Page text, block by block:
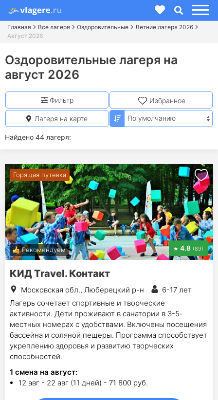
Главная Все лагеря Оздоровительные
Летние лагеря 2026
Август 2026
Оздоровительные лагеря на
август 2026
Найдено 44 лагеря:
Фильтр Избранное
Лагеря на карте
Горящая путевка
Рекомендуем 4.8 (89)
КИД Travel. Контакт
Московская обл., Люберецкий р-н
6-17 лет
Лагерь сочетает спортивные и творческие
активности. Дети проживают в санатории в 3-5-
местных номерах c удобствами. Включены посещения
бассейна и соляной пещеры. Программа способствует
укреплению здоровья и развитию творческих
способностей.
1 смена на август:
12 авг - 22 авг (11 дней) - 71 800 руб.